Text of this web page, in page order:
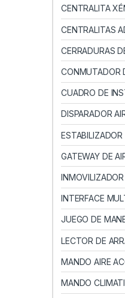
CENTRALITA
CENTRALITAS
CERRADURAS
CONMUTADOR
CUADRO DE
DISPARADOR
GATEWAY DE
INTERFACE
JUEGO DE
LECTOR DE
MANDO AIRE
MANDO